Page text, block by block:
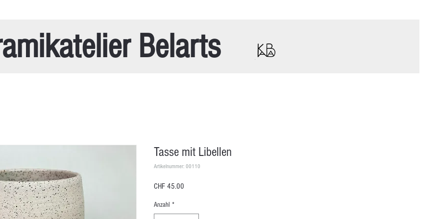
Belarts
Tasse mit Libellen
Artikelnummer: 00110
CHF 45.00
Anzahl *